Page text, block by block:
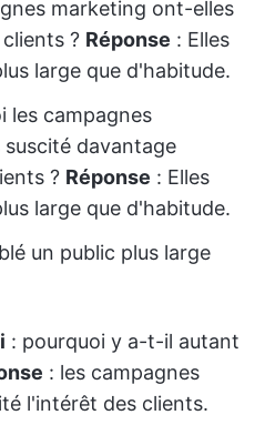
marketing ont-elles
? Réponse : Elles
large que d'habitude.
les campagnes
davantage
? Réponse : Elles
large que d'habitude.
un public plus large
: pourquoi y a-t-il autant
: les campagnes
l'intérêt des clients.